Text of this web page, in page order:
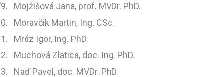
Mojžišová Jana, prof. MVDr. PhD.
Moravčík Martin, Ing. CSc.
Mráz Igor, Ing. PhD.
Muchová Zlatica, doc. Ing. PhD.
Naď Pavel, doc. MVDr. PhD.